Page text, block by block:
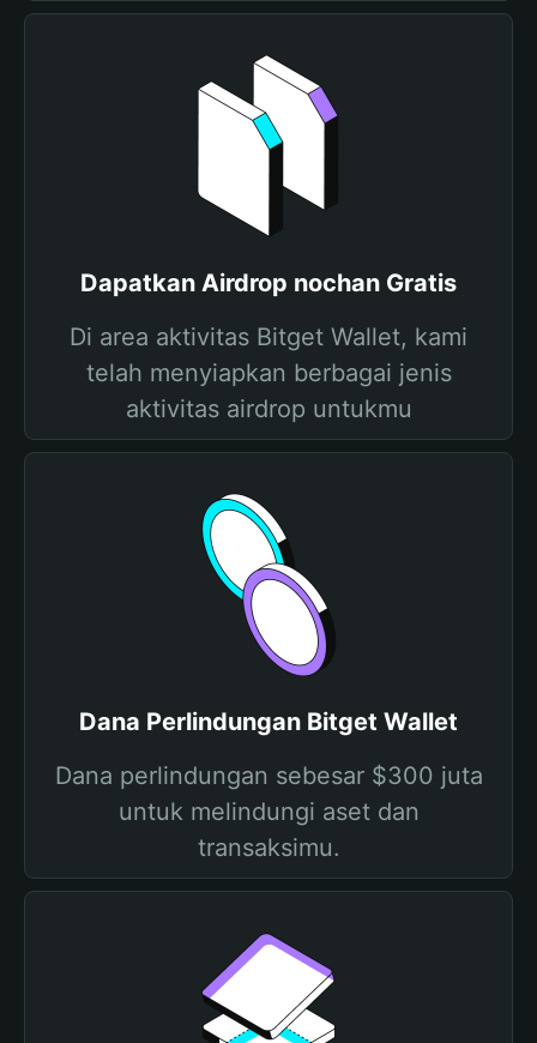
Dapatkan Airdrop nochan Gratis
Di area aktivitas Bitget Wallet, kami
telah menyiapkan berbagai jenis
aktivitas airdrop untukmu
Dana Perlindungan Bitget Wallet
Dana perlindungan sebesar $300 juta
untuk melindungi aset dan
transaksimu.